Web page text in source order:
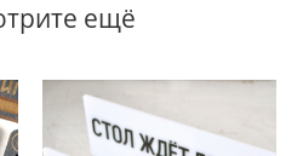
ещё